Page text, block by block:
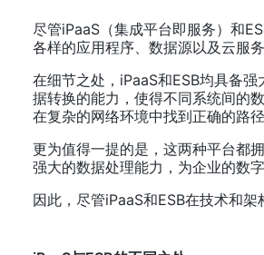
尽管iPaaS（集成平台即服务）和
各样的应用程序、数据源以及云服
在细节之处，iPaaS和ESB均具备
据转换的能力，使得不同系统间的
在复杂的网络环境中找到正确的路径
更为值得一提的是，这两种平台都
强大的数据处理能力，为企业的数